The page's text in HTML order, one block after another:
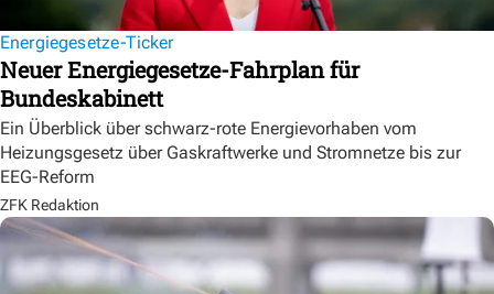
Energiegesetze-Ticker
Neuer Energiegesetze-Fahrplan für
Bundeskabinett
Ein Überblick über schwarz-rote Energievorhaben vom
Heizungsgesetz über Gaskraftwerke und Stromnetze bis zur
EEG-Reform
ZFK Redaktion